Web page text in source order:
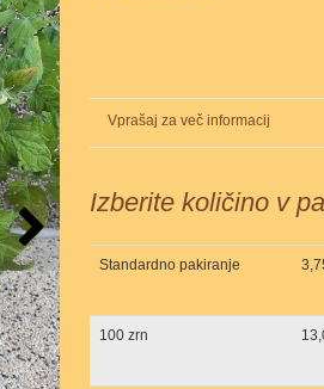
Vprašaj za več informacij
Izberite količino v
Standardno pakiranje
100 zrn